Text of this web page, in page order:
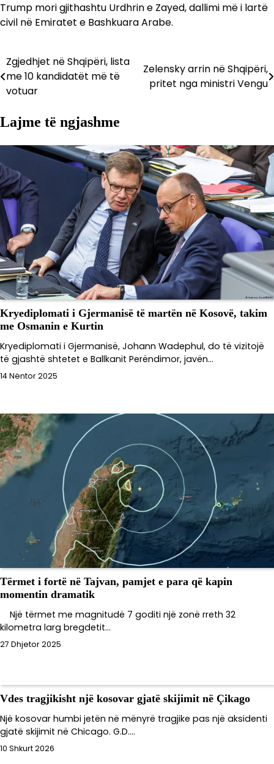
Trump mori gjithashtu Urdhrin e Zayed, dallimi më i lartë
civil në Emiratet e Bashkuara Arabe.
Lëvizje
te
Zgjedhjet në Shqipëri, lista
me 10 kandidatët më të
votuar
Zelensky arrin në Shqipëri,
pritet nga ministri Vengu
Lajme të ngjashme
Kryediplomati i Gjermanisë të martën në Kosovë, takim
me Osmanin e Kurtin
Kryediplomati i Gjermanisë, Johann Wadephul, do të vizitojë
të gjashtë shtetet e Ballkanit Perëndimor, javën…
14 Nëntor 2025
Tërmet i fortë në Tajvan, pamjet e para që kapin
momentin dramatik
Një tërmet me magnitudë 7 goditi një zonë rreth 32
kilometra larg bregdetit…
27 Dhjetor 2025
Vdes tragjikisht një kosovar gjatë skijimit në Çikago
Një kosovar humbi jetën në mënyrë tragjike pas një aksidenti
gjatë skijimit në Chicago. G.D.…
10 Shkurt 2026